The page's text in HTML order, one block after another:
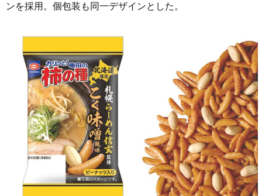
ンを採用。個包装も同一デザインとした。